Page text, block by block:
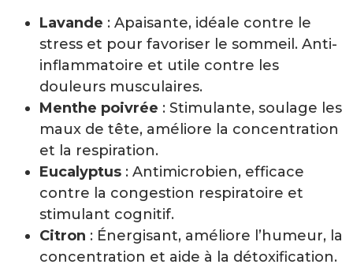
Lavande : Apaisante, idéale contre le
stress et pour favoriser le sommeil. Anti-
inflammatoire et utile contre les
douleurs musculaires.
Menthe poivrée : Stimulante, soulage les
maux de tête, améliore la concentration
et la respiration.
Eucalyptus : Antimicrobien, efficace
contre la congestion respiratoire et
stimulant cognitif.
Citron : Énergisant, améliore l’humeur, la
concentration et aide à la détoxification.